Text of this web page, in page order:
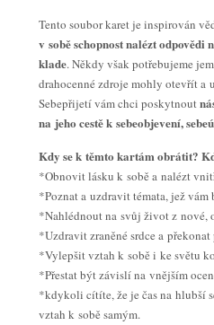
Tento soubor karet je inspirován
v sobě schopnost nalézt odpovědi
klade. Někdy však potřebujeme
drahocenné zdroje mohly otevřít a
Sebepřijetí vám chci poskytnout
na jeho cestě k sebeobjevení,
Kdy se k těmto kartám obrátit?
*Obnovit lásku k sobě a nalézt
*Poznat a uzdravit témata, jež vám
*Nahlédnout na svůj život z nové,
*Uzdravit zraněné srdce a
*Vylepšit vztah k sobě i ke světu
*Přestat být závislí na vnějším
*kdykoli cítíte, že je čas na hlubší
vztah k sobě samým.